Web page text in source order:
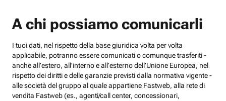
A chi possiamo comunicarli
I tuoi dati, nel rispetto della base giuridica volta per volta
applicabile, potranno essere comunicati o comunque trasferiti -
anche all’estero, all’interno e all’esterno dell’Unione Europea, nel
rispetto dei diritti e delle garanzie previsti dalla normativa vigente -
alle società del gruppo al quale appartiene Fastweb, alla rete di
vendita Fastweb (es., agenti/call center, concessionari,